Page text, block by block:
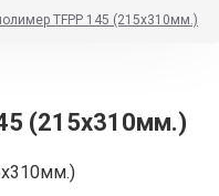
TFPP 145 (215х310мм.)
(215х310мм.)